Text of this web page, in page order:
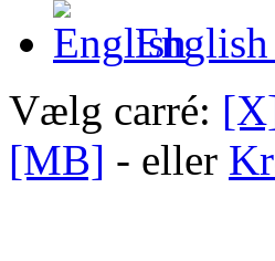
English
Vælg carré:
[MB] - eller